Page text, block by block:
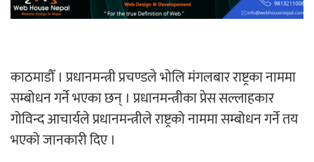
काठमाडौँ । प्रधानमन्त्री प्रचण्डले भोलि मंगलबार राष्ट्रका नाममा
सम्बोधन गर्ने भएका छन् । प्रधानमन्त्रीका प्रेस सल्लाहकार
गोविन्द आचार्यले प्रधानमन्त्रीले राष्ट्रको नाममा सम्बोधन गर्ने तय
भएको जानकारी दिए ।